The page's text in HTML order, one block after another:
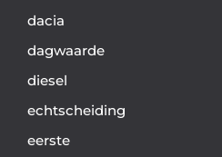
dacia
dagwaarde
diesel
echtscheiding
eerste